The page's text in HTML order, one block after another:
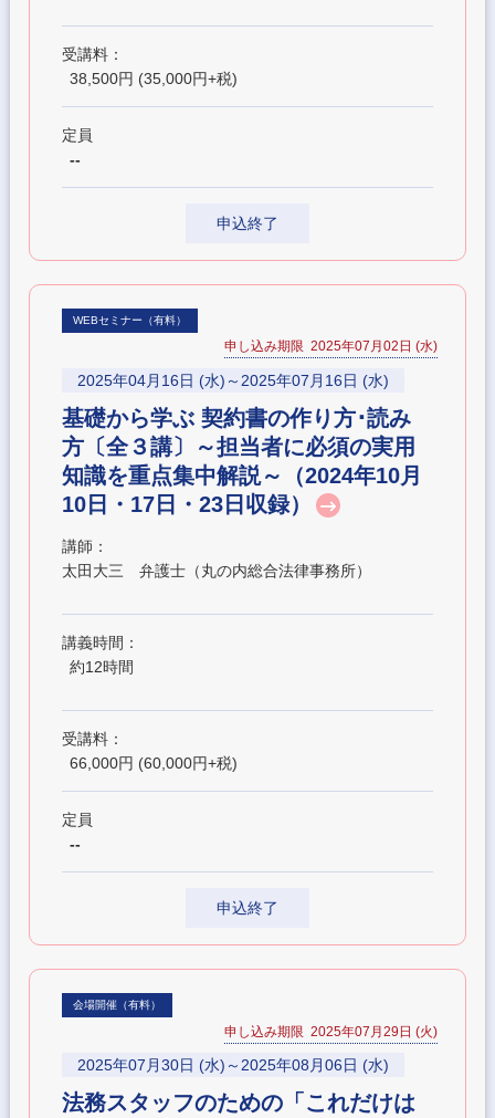
受講料：
38,500円 (35,000円+税)
定員
--
申込終了
WEBセミナー（有料）
申し込み期限 2025年07月02日 (水)
2025年04月16日 (水)～2025年07月16日 (水)
基礎から学ぶ 契約書の作り方･読み
方〔全３講〕～担当者に必須の実用
知識を重点集中解説～（2024年10月
10日・17日・23日収録）
講師：
太田大三 弁護士（丸の内総合法律事務所）
講義時間：
約12時間
受講料：
66,000円 (60,000円+税)
定員
--
申込終了
会場開催（有料）
申し込み期限 2025年07月29日 (火)
2025年07月30日 (水)～2025年08月06日 (水)
法務スタッフのための「これだけは